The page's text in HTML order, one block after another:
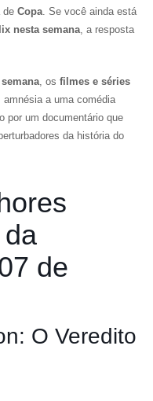
de Copa. Se você ainda está
nesta semana, a resposta
, os filmes e séries
a uma comédia
por um documentário que
da história do
de
O Veredito